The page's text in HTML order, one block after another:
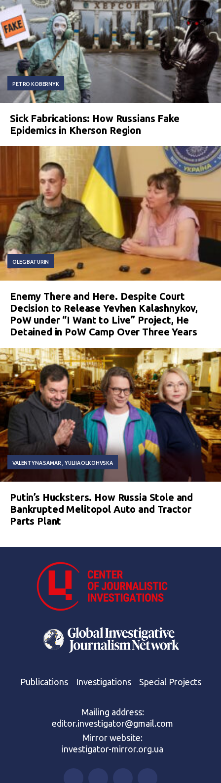
PETRO KOBERNYK
Sick Fabrications: How Russians Fake
Epidemics in Kherson Region
OLEG BATURIN
Enemy There and Here. Despite Court
Decision to Release Yevhen Kalashnykov,
PoW under “I Want to Live” Project, He
Detained in PoW Camp Over Three Years
VALENTYNA SAMAR YULIIA OLKOHVSKA
Putin’s Hucksters. How Russia Stole and
Bankrupted Melitopol Auto and Tractor
Parts Plant
Publications Investigations Special Projects
Mailing address:
editor.investigator@gmail.com
Mirror website:
investigator-mirror.org.ua